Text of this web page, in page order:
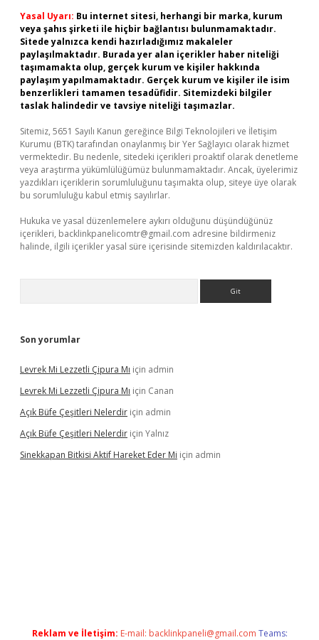
Yasal Uyarı: Bu internet sitesi, herhangi bir marka, kurum
veya şahıs şirketi ile hiçbir bağlantısı bulunmamaktadır.
Sitede yalnızca kendi hazırladığımız makaleler
paylaşılmaktadır. Burada yer alan içerikler haber niteliği
taşımamakta olup, gerçek kurum ve kişiler hakkında
paylaşım yapılmamaktadır. Gerçek kurum ve kişiler ile isim
benzerlikleri tamamen tesadüfidir. Sitemizdeki bilgiler
taslak halindedir ve tavsiye niteliği taşımazlar.
Sitemiz, 5651 Sayılı Kanun gereğince Bilgi Teknolojileri ve İletişim
Kurumu (BTK) tarafından onaylanmış bir Yer Sağlayıcı olarak hizmet
vermektedir. Bu nedenle, sitedeki içerikleri proaktif olarak denetleme
veya araştırma yükümlülüğümüz bulunmamaktadır. Ancak, üyelerimiz
yazdıkları içeriklerin sorumluluğunu taşımakta olup, siteye üye olarak
bu sorumluluğu kabul etmiş sayılırlar.
Hukuka ve yasal düzenlemelere aykırı olduğunu düşündüğünüz
içerikleri, backlinkpanelicomtr@gmail.com adresine bildirmeniz
halinde, ilgili içerikler yasal süre içerisinde sitemizden kaldırılacaktır.
Son yorumlar
Levrek Mi Lezzetli Çipura Mı için admin
Levrek Mi Lezzetli Çipura Mı için Canan
Açık Büfe Çeşitleri Nelerdir için admin
Açık Büfe Çeşitleri Nelerdir için Yalnız
Sinekkapan Bitkisi Aktif Hareket Eder Mi için admin
Reklam ve İletişim: E-mail: backlinkpaneli@gmail.com Teams: